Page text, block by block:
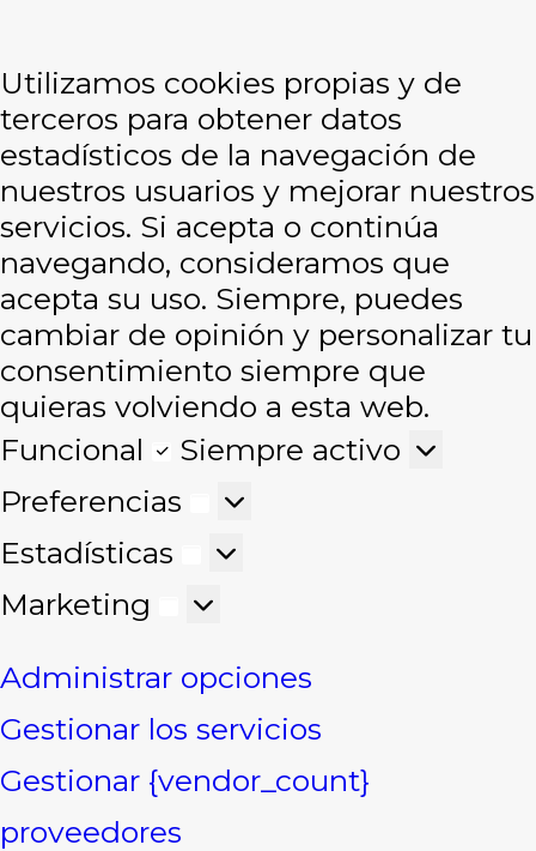
Utilizamos cookies propias y de
terceros para obtener datos
estadísticos de la navegación de
nuestros usuarios y mejorar nuestros
servicios. Si acepta o continúa
navegando, consideramos que
acepta su uso. Siempre, puedes
cambiar de opinión y personalizar tu
consentimiento siempre que
quieras volviendo a esta web.
Funcional
Funcional
Siempre activo
Preferencias
Preferencias
Estadísticas
Estadísticas
Marketing
Marketing
Administrar opciones
Gestionar los servicios
Gestionar {vendor_count}
proveedores